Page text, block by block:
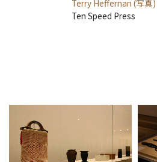
Terry Heffernan (写真)
Ten Speed Press